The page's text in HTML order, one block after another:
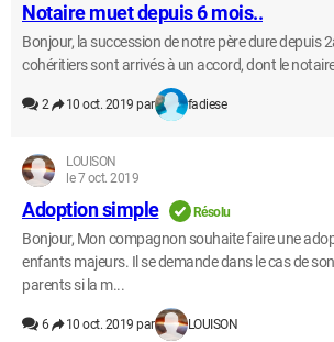
Notaire muet depuis 6 mois..
Bonjour, la succession de notre père dure depuis
cohéritiers sont arrivés à un accord, dont le
2 10 oct. 2019 par fadiese
LOUISON
le 7 oct. 2019
Adoption simple Résolu
Bonjour, Mon compagnon souhaite faire une
enfants majeurs. Il se demande dans le cas de
parents si la m...
6 10 oct. 2019 par LOUISON